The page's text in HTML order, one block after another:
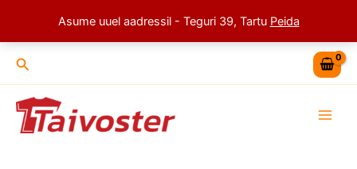
Asume uuel aadressil - Teguri 39, Tartu Peida
content
Search